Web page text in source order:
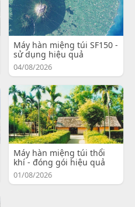
Máy hàn miệng túi SF150 -
sử dụng hiệu quả
04/08/2026
Máy hàn miệng túi thổi
khí - đóng gói hiệu quả
01/08/2026